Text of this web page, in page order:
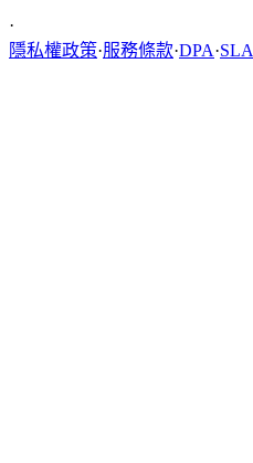
·
隱私權政策·服務條款·DPA·SLA